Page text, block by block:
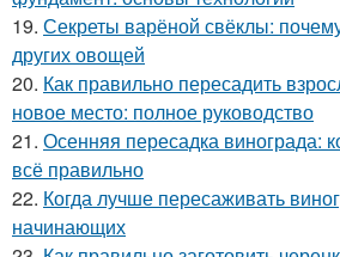
19. Секреты варёной свёклы:
других овощей
20. Как правильно пересадить
новое место: полное руководство
21. Осенняя пересадка винограда:
всё правильно
22. Когда лучше пересаживать
начинающих